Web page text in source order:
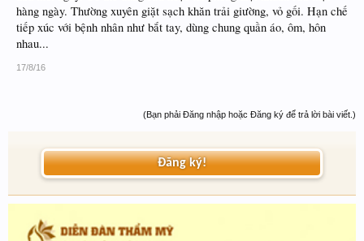
hàng ngày. Thường xuyên giặt sạch khăn trải giường, vỏ gối. Hạn chế
tiếp xúc với bệnh nhân như bắt tay, dùng chung quần áo, ôm, hôn
nhau...
17/8/16
(Bạn phải Đăng nhập hoặc Đăng ký để trả lời bài viết.)
Đăng ký!